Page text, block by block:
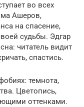
во всех
Ашеров,
на спасение,
судьбы. Эдгар
читатель видит
спастись.
темнота,
Цветопись,
оттенками.